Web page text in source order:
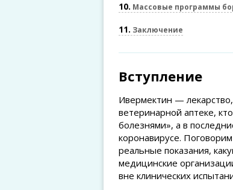
10 Массовые программы
11 Заключение
Вступление
Ивермектин —
ветеринарной аптеке,
болезнями», а в
коронавирусе.
реальные показания,
медицинские
вне клинических